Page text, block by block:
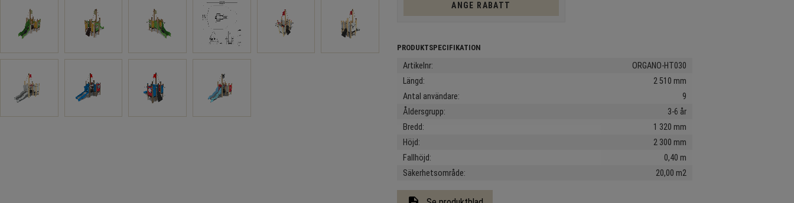
ANGE RABATT
Artikelnr
ORGANO-HT030
Längd
2 510 mm
Antal användare
9
Åldersgrupp
3-6 år
Bredd
1 320 mm
Höjd
2 300 mm
Fallhöjd
0,40 m
Säkerhetsområde
20,00 m2